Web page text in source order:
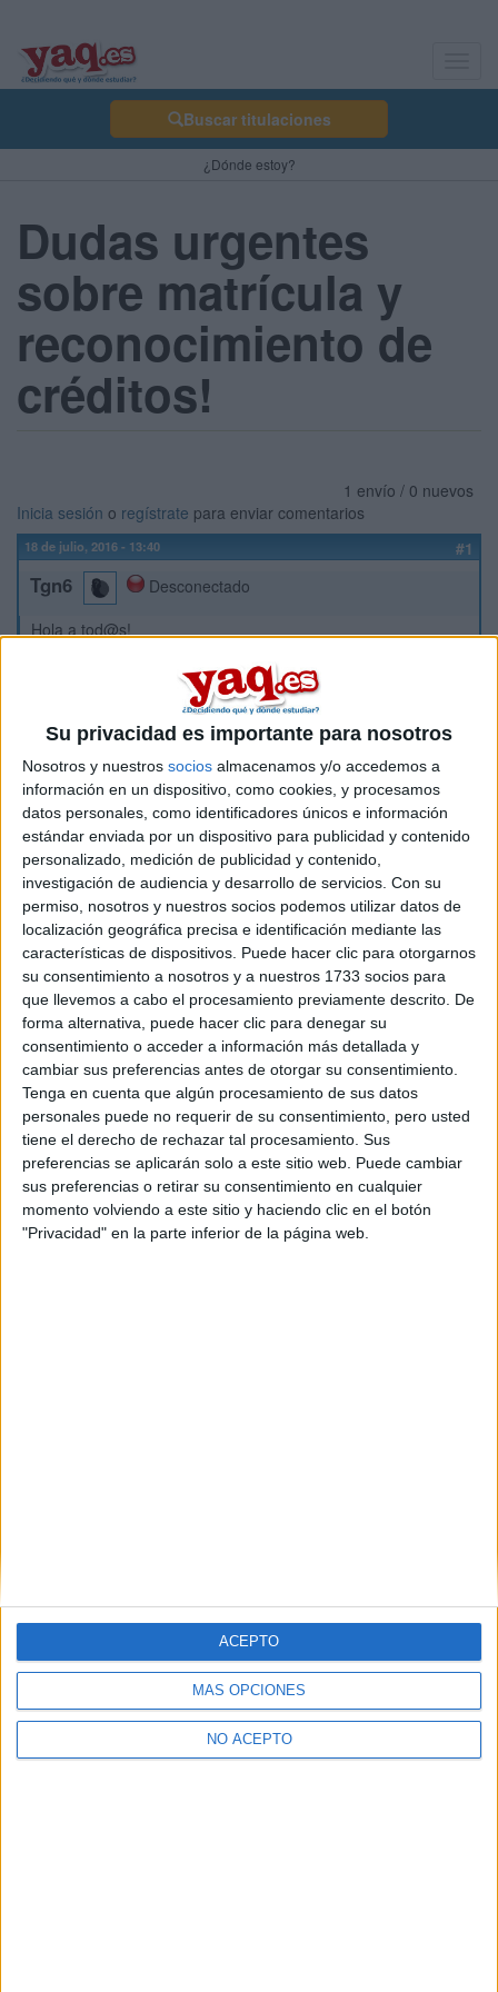
Su privacidad es importante para nosotros
Nosotros y nuestros socios almacenamos y/o accedemos a
información en un dispositivo, como cookies, y procesamos
datos personales, como identificadores únicos e información
estándar enviada por un dispositivo para publicidad y contenido
personalizado, medición de publicidad y contenido,
investigación de audiencia y desarrollo de servicios. Con su
permiso, nosotros y nuestros socios podemos utilizar datos de
localización geográfica precisa e identificación mediante las
características de dispositivos. Puede hacer clic para otorgarnos
su consentimiento a nosotros y a nuestros 1733 socios para
que llevemos a cabo el procesamiento previamente descrito. De
forma alternativa, puede hacer clic para denegar su
consentimiento o acceder a información más detallada y
cambiar sus preferencias antes de otorgar su consentimiento.
Tenga en cuenta que algún procesamiento de sus datos
personales puede no requerir de su consentimiento, pero usted
tiene el derecho de rechazar tal procesamiento. Sus
preferencias se aplicarán solo a este sitio web. Puede cambiar
sus preferencias o retirar su consentimiento en cualquier
momento volviendo a este sitio y haciendo clic en el botón
"Privacidad" en la parte inferior de la página web.
MÁS OPCIONES
NO ACEPTO
ACEPTO
Buscar titulaciones
¿Dónde estoy?
Dudas urgentes
sobre matrícula y
reconocimiento de
créditos!
1 envío / 0 nuevos
Inicia sesión o regístrate para enviar comentarios
18 de julio, 2016 - 13:40 #1
Tgn6
Desconectado
Hola a tod@s!
Veréis, he accedido mediante la PAU a la UCM pero ya tengo
los mismos estudios (Pedagogía) iniciados en otra
universidad. Y deseo continuarlos en la UCM. Tengo que
hacer la matrícula entre los días 20 y 22 de julio.
Mis dudas son las siguientes: ¿Me tengo que matricular de
primero como si nunca lo hubiera cursado hasta que me
comuniquen qué créditos me reconocen, o me matriculo de
las asignaturas que no he cursado en la otra universidad y las
que sí he cursado indico que están pendientes de
reconocimiento?
He estado llamando un montón de veces a diferentes
teléfonos de la universidad y nadie me lo ha cogido. También
he escrito un correo a dos direcciones diferentes y tampoco
recibo aún respuesta. Y estoy preocupada porque me tengo
que matricular en dos días. A ver si aquí tengo suerte.
Muchas gracias de antemano.
Inicio
Etiquetas: La universidad - un mundo Pedagogía
Estudiar Pedagogía